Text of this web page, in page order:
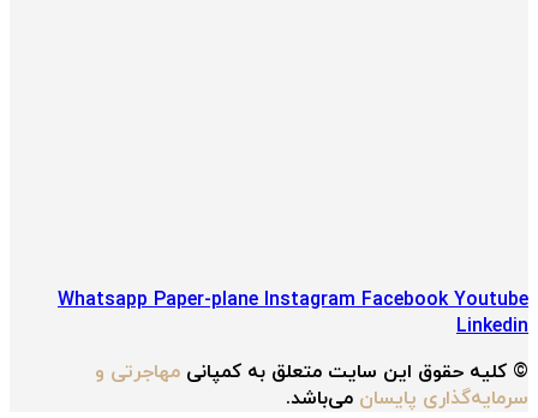
Whatsapp Paper-plane Instagram Facebook Youtube
Linkedin
© کلیه حقوق این سایت متعلق به کمپانی مهاجرتی و
سرمایه‌گذاری پایسان می‌باشد.